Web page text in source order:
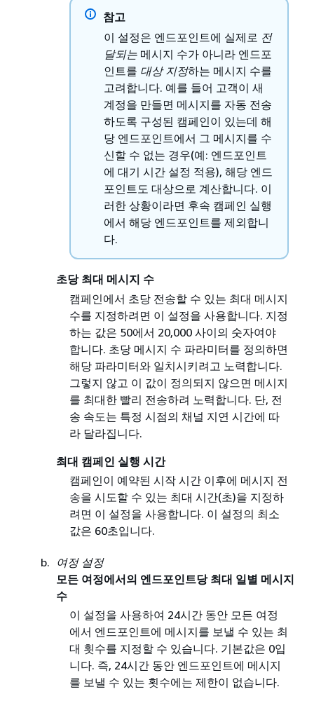
참고
이 설정은 엔드포인트에 실제로 전
달되는메시지 수가 아니라 엔드포
인트를 대상 지정하는 메시지 수를
고려합니다. 예를 들어 고객이 새
계정을 만들면 메시지를 자동 전송
하도록 구성된 캠페인이 있는데 해
당 엔드포인트에서 그 메시지를 수
신할 수 없는 경우(예: 엔드포인트
에 대기 시간 설정 적용), 해당 엔드
포인트도 대상으로 계산합니다. 이
러한 상황이라면 후속 캠페인 실행
에서 해당 엔드포인트를 제외합니
다.
초당 최대 메시지 수
캠페인에서 초당 전송할 수 있는 최대 메시지
수를 지정하려면 이 설정을 사용합니다. 지정
하는 값은 50에서 20,000 사이의 숫자여야
합니다. 초당 메시지 수 파라미터를 정의하면
해당 파라미터와 일치시키려고 노력합니다.
그렇지 않고 이 값이 정의되지 않으면 메시지
를 최대한 빨리 전송하려 노력합니다. 단, 전
송 속도는 특정 시점의 채널 지연 시간에 따
라 달라집니다.
최대 캠페인 실행 시간
캠페인이 예약된 시작 시간 이후에 메시지 전
송을 시도할 수 있는 최대 시간(초)을 지정하
려면 이 설정을 사용합니다. 이 설정의 최소
값은 60초입니다.
여정 설정
모든 여정에서의 엔드포인트당 최대 일별 메시지
수
이 설정을 사용하여 24시간 동안 모든 여정
에서 엔드포인트에 메시지를 보낼 수 있는 최
대 횟수를 지정할 수 있습니다. 기본값은 0입
니다. 즉, 24시간 동안 엔드포인트에 메시지
를 보낼 수 있는 횟수에는 제한이 없습니다.